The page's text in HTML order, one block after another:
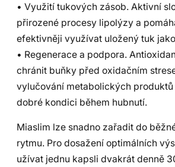
• Využití tukových zásob. Aktivní
přirozené procesy lipolýzy a
efektivněji využívat uložený tuk
• Regenerace a podpora.
chránit buňky před oxidačním
vylučování metabolických
dobré kondici během hubnutí.
Miaslim lze snadno zařadit do
rytmu. Pro dosažení optimálních
užívat jednu kapsli dvakrát denně